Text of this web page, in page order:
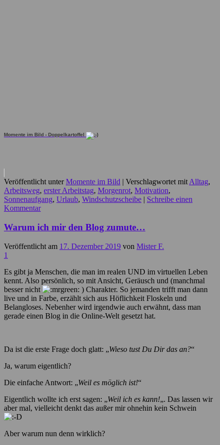
Momente im Bild - Doppelkartoffel
Veröffentlicht unter Momente im Bild | Verschlagwortet mit Alltag,
Arbeitsweg, erster Arbeitstag, Morgenrot, Motivation,
Sonnenaufgang, Urlaub, Windschutzscheibe | Schreibe einen
Kommentar
Warum ich mir den Blog zumute…
Veröffentlicht am 17. Dezember 2019 von Mister F.
1
Es gibt ja Menschen, die man im realen UND im virtuellen Leben
kennt. Also persönlich, so mit Ansicht, Geräusch und (manchmal
besser nicht
) Charakter. So jemanden trifft man dann
live und in Farbe, erzählt sich aus Höflichkeit Floskeln und
Belangloses. Nebenher wird irgendwie auch erwähnt, dass man
gerade einen Blog in die Online-Welt gesetzt hat.
Da ist die erste Frage doch glatt: „Wieso tust Du Dir das an?“
Ja, warum eigentlich?
Die einfache Antwort: „Weil es möglich ist!“
Eigentlich wollte ich erst sagen: „Weil ich es kann!„. Das lassen wir
aber mal, vielleicht denkt das außer mir ohnehin kein Schwein
Aber warum nun denn wirklich?